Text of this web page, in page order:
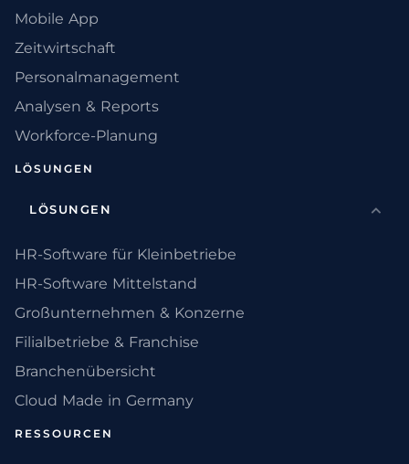
Mobile App
Zeitwirtschaft
Personalmanagement
Analysen & Reports
Workforce-Planung
LÖSUNGEN
LÖSUNGEN
HR-Software für Kleinbetriebe
HR-Software Mittelstand
Großunternehmen & Konzerne
Filialbetriebe & Franchise
Branchenübersicht
Cloud Made in Germany
RESSOURCEN